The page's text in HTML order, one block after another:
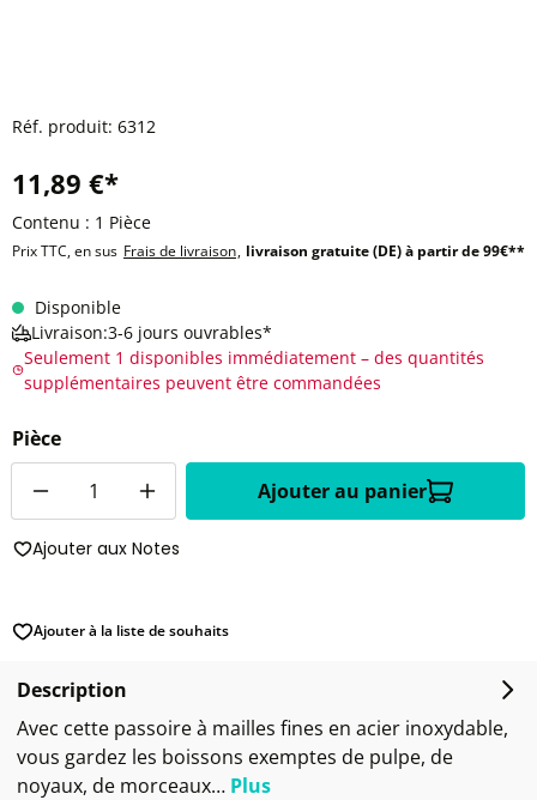
Réf. produit: 6312
11,89 €*
Contenu : 1 Pièce
Prix TTC, en sus Frais de livraison, livraison gratuite (DE) à partir de 99€**
Disponible
Livraison:3-6 jours ouvrables*
Seulement 1 disponibles immédiatement – des quantités
supplémentaires peuvent être commandées
Pièce
Ajouter au panier
Ajouter aux Notes
Ajouter à la liste de souhaits
Description
Avec cette passoire à mailles fines en acier inoxydable,
vous gardez les boissons exemptes de pulpe, de
noyaux, de morceaux… Plus